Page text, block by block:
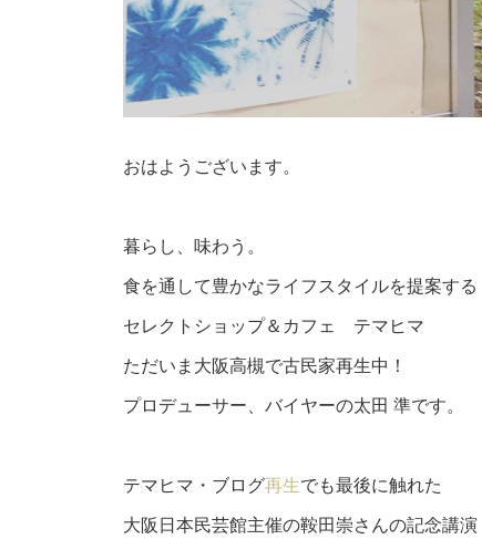
おはようございます。
暮らし、味わう。
食を通して豊かなライフスタイルを提案する
セレクトショップ＆カフェ テマヒマ
ただいま大阪高槻で古民家再生中！
プロデューサー、バイヤーの太田 準です。
テマヒマ・ブログ再生でも最後に触れた
大阪日本民芸館主催の鞍田崇さんの記念講演